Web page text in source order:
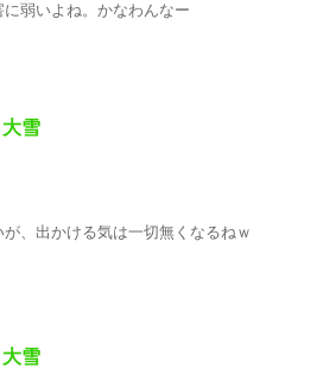
弱いよね。かなわんなー
大雪
、出かける気は一切無くなるねｗ
大雪